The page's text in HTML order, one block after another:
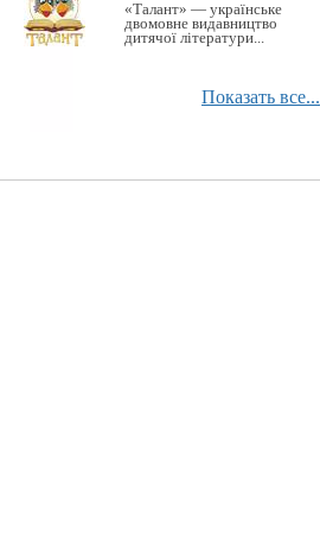
«Талант» — українське
двомовне видавництво
дитячої літератури...
Показать все...